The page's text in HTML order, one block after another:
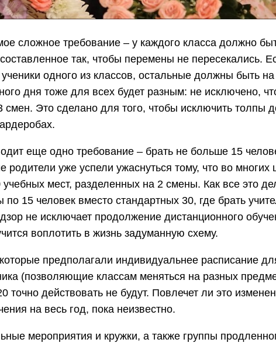
сложное требование – у каждого класса должно
так, чтобы перемены не пересекались.
одного из классов, остальные должны быть на
дня тоже для всех будет разным: не исключено,
смен. Это сделано для того, чтобы исключить толпы
еще одно требование – брать не больше 15
родители уже успели ужаснуться тому, что во многих
мест, разделенных на 2 смены. Как все это
по 15 человек вместо стандартных 30, где брать
не исключает продолжение дистанционного
воплотить в жизнь задуманную схему.
предполагали индивидуальнее расписание
(позволяющие классам меняться на разных
точно действовать не будут. Повлечет ли это
на весь год, пока неизвестно.
мероприятия и кружки, а также группы